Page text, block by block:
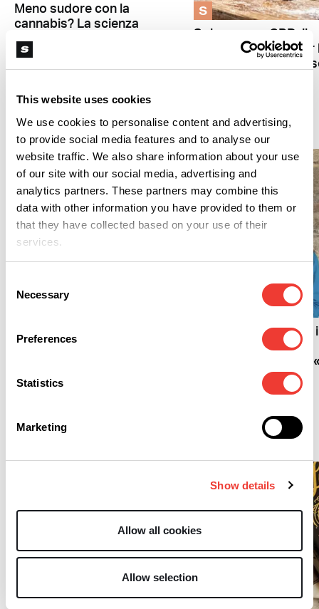
This website uses cookies
We use cookies to personalise content and advertising,
to provide social media features and to analyse our
website traffic. We also share information about your use
of our site with our social media, advertising and
analytics partners. These partners may combine this
data with other information you have provided to them or
that they have collected based on your use of their
services.
Selection
Necessary
Preferences
Statistics
Marketing
Show details
Allow all cookies
Allow selection
Meno sudore con la
cannabis? La scienza
spiega il legame tra THC
e ghiandole sudoripare
S
Sole, mare e CBD: il
segreto naturale per
protezione e il
THC
spiega il legame tra THC
Codice della Strada,
Tribunale di Udine
assolve Elena Tuniz:
fatto non sussiste»
Weed
A